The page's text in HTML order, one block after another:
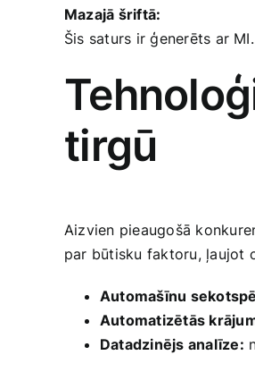
Mazajā šriftā:
Šis saturs ir ģenerēts ar MI.
tirgū
Aizvien pieaugošā
par​ būtisku faktoru, ļaujot
Automašīnu
Automatizētās
Datadzinējs analīze: